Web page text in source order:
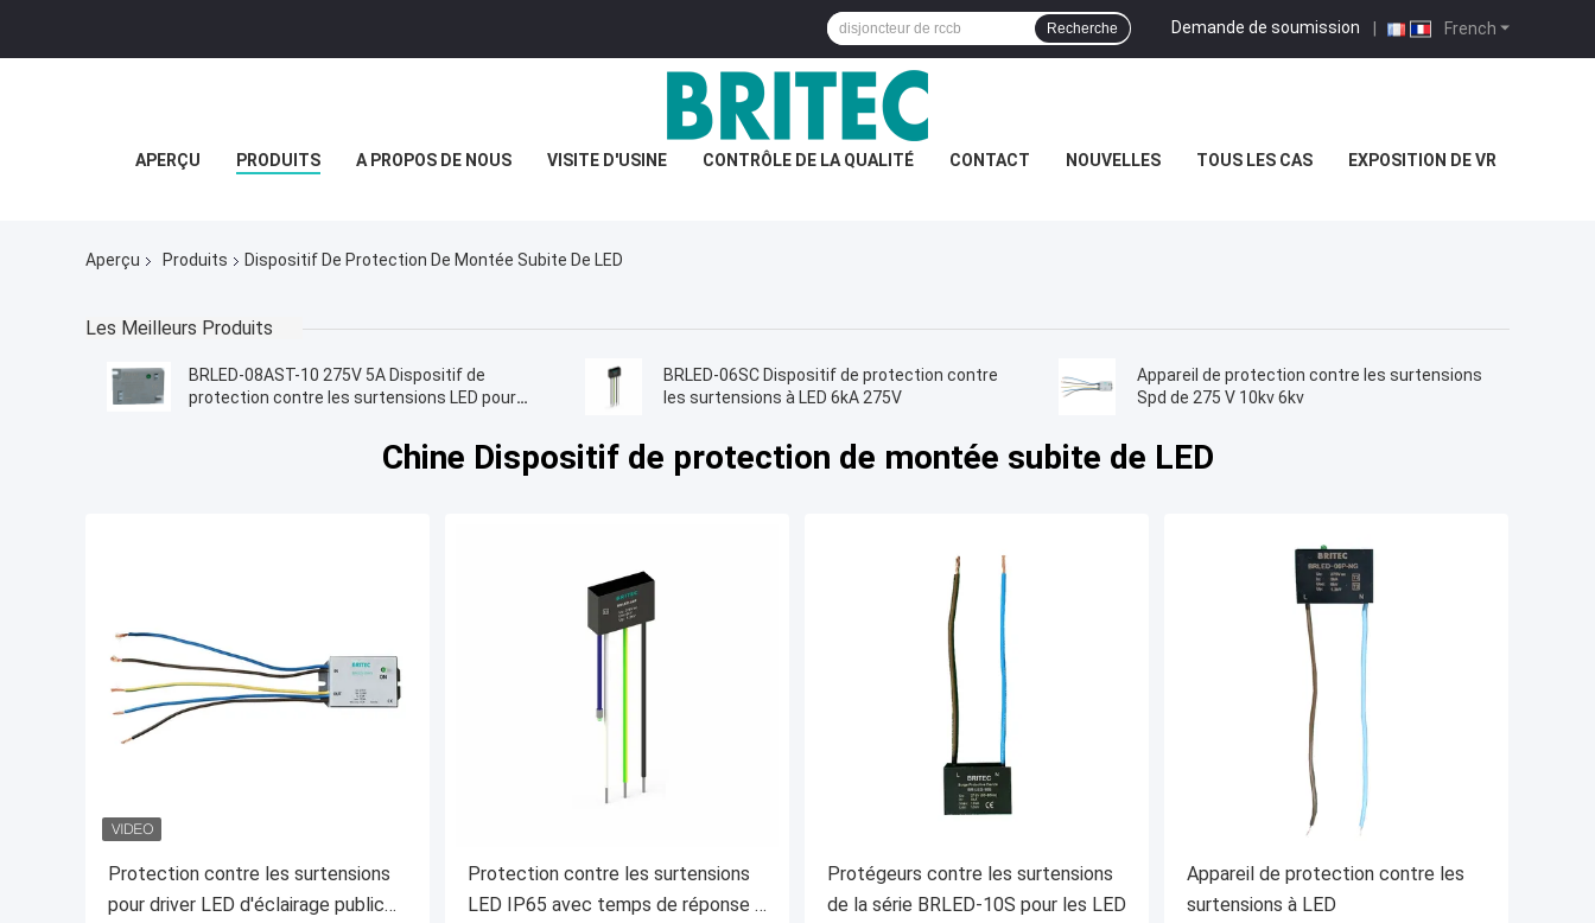
French
Demande de soumission |
Recherche
APERÇU PRODUITS A PROPOS DE NOUS VISITE D'USINE CONTRÔLE DE LA QUALITÉ CONTACT NOUVELLES TOUS LES CAS EXPOSITION DE VR
Aperçu Produits Dispositif De Protection De Montée Subite De LED
Les Meilleurs Produits
BRLED-08AST-10 275V 5A Dispositif de
protection contre les surtensions LED pour
surtension contre les surcharges
BRLED-06SC Dispositif de protection contre
les surtensions à LED 6kA 275V
Appareil de protection contre les surtensions
Spd de 275 V 10kv 6kv
Chine Dispositif de protection de montée subite de LED
Protection contre les surtensions
pour driver LED d'éclairage public
Protection contre les surtensions
LED IP65 avec temps de réponse <
Protégeurs contre les surtensions
de la série BRLED-10S pour les LED
Appareil de protection contre les
surtensions à LED